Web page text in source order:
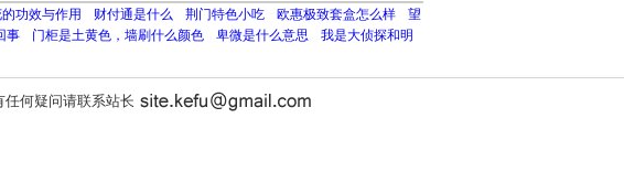
功效与作用 财付通是什么 荆门特色小吃 欧惠极致套盒怎么样
望
事 门柜是土黄色，墙刷什么颜色 卑微是什么意思
我是大侦探和明
何疑问请联系站长